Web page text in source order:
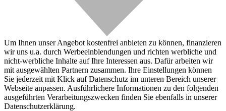
Um Ihnen unser Angebot kostenfrei anbieten zu können, finanzieren
wir uns u.a. durch Werbeeinblendungen und richten werbliche und
nicht-werbliche Inhalte auf Ihre Interessen aus. Dafür arbeiten wir
mit ausgewählten Partnern zusammen. Ihre Einstellungen können
Sie jederzeit mit Klick auf Datenschutz im unteren Bereich unserer
Webseite anpassen. Ausführlichere Informationen zu den folgenden
ausgeführten Verarbeitungszwecken finden Sie ebenfalls in unserer
Datenschutzerklärung.